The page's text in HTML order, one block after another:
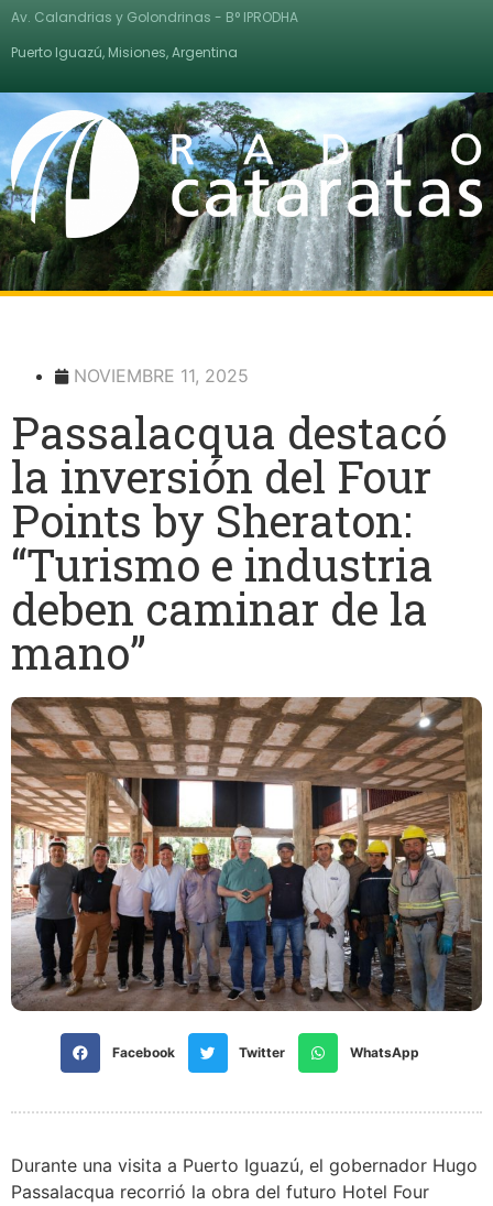
Av. Calandrias y Golondrinas - B° IPRODHA
Puerto Iguazú, Misiones, Argentina
NOVIEMBRE 11, 2025
Passalacqua destacó
la inversión del Four
Points by Sheraton:
“Turismo e industria
deben caminar de la
mano”
Facebook Twitter WhatsApp
Durante una visita a Puerto Iguazú, el gobernador Hugo
Passalacqua recorrió la obra del futuro Hotel Four